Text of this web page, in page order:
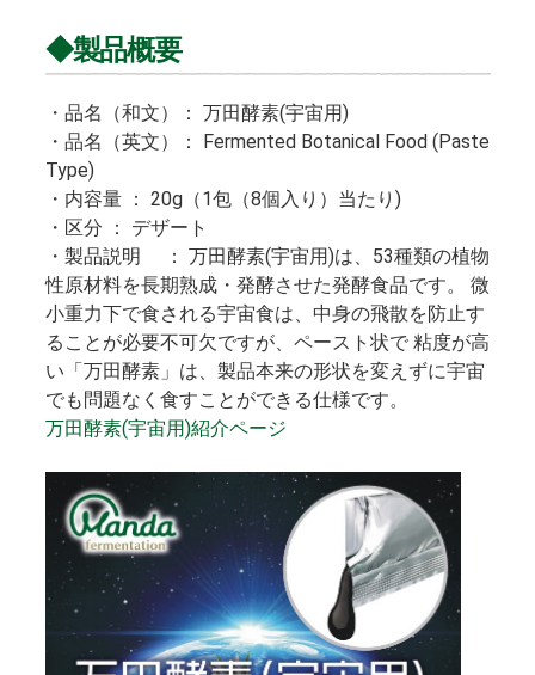
◆製品概要
・品名（和文）： 万田酵素(宇宙用)
・品名（英文）： Fermented Botanical Food (Paste
Type)
・内容量 ： 20g（1包（8個入り）当たり)
・区分 ： デザート
・製品説明 ： 万田酵素(宇宙用)は、53種類の植物
性原材料を長期熟成・発酵させた発酵食品です。 微
小重力下で食される宇宙食は、中身の飛散を防止す
ることが必要不可欠ですが、ペースト状で 粘度が高
い「万田酵素」は、製品本来の形状を変えずに宇宙
でも問題なく食すことができる仕様です。
万田酵素(宇宙用)紹介ページ